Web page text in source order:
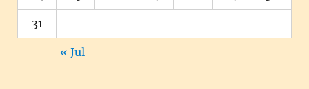
31
« Jul